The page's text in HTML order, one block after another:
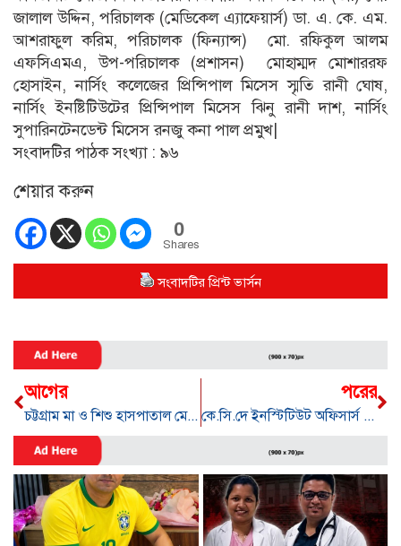
জালাল উদ্দিন, পরিচালক (মেডিকেল এ্যাফেয়ার্স) ডা. এ. কে. এম.
আশরাফুল করিম, পরিচালক (ফিন্যান্স) মো. রফিকুল আলম
এফসিএমএ, উপ-পরিচালক (প্রশাসন) মোহাম্মদ মোশাররফ
হোসাইন, নার্সিং কলেজের প্রিন্সিপাল মিসেস স্মৃতি রানী ঘোষ,
নার্সিং ইনষ্টিটিউটের প্রিন্সিপাল মিসেস ঝিনু রানী দাশ, নার্সিং
সুপারিনটেনডেন্ট মিসেস রনজু কনা পাল প্রমুখ|
সংবাদটির পাঠক সংখ্যা : ৯৬
শেয়ার করুন
0
Shares
সংবাদটির প্রিন্ট ভার্সন
আগের
চট্টগ্রাম মা ও শিশু হাসপাতাল মেডিকেল কলেজের অধ্যক্ষ হলেন প্রফেসর ডা: অসীম কুমার বড়ুয়া
পরের
কে.সি.দে ইনস্টিটিউট অফিসার্স ক্লাবের নির্বাচন ও ৮৭ তম সাধারণ সভা সম্পন্ন